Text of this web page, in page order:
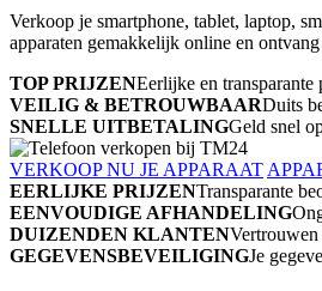
Verkoop je smartphone, tablet, laptop,
apparaten gemakkelijk online en
TOP PRIJZENEerlijke en transparante
VEILIG & BETROUWBAARDuits
SNELLE UITBETALINGGeld snel
VERKOOP NU JE APPARAAT
EERLIJKE PRIJZENTransparante
EENVOUDIGE AFHANDELING
DUIZENDEN KLANTENVertrouwen
GEGEVENSBEVEILIGINGJe